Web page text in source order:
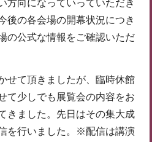
方向になっていっていただき
後の各会場の開幕状況につき
の公式な情報をご確認いただ
せて頂きましたが、臨時休館
て少しでも展覧会の内容をお
きました。先日はその集大成
を行いました。※配信は講演